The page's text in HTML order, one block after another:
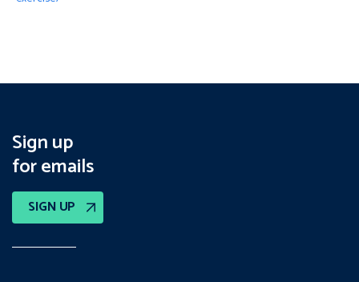
Sign up
for emails
SIGN UP